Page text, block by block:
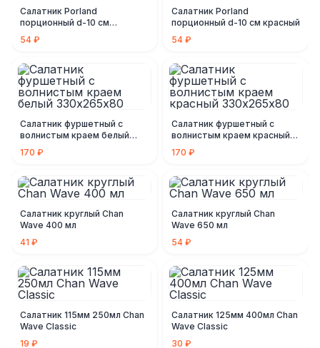
Салатник Porland
порционный d-10 см
бирюзовый
54 ₽
Салатник Porland
порционный d-10 см красный
54 ₽
Салатник фуршетный с
волнистым краем белый
330х265х80
170 ₽
Салатник фуршетный с
волнистым краем красный
330х265х80
170 ₽
Салатник круглый Chan
Wave 400 мл
41 ₽
Салатник круглый Chan
Wave 650 мл
54 ₽
Салатник 115мм 250мл Chan
Wave Classic
19 ₽
Салатник 125мм 400мл Chan
Wave Classic
30 ₽